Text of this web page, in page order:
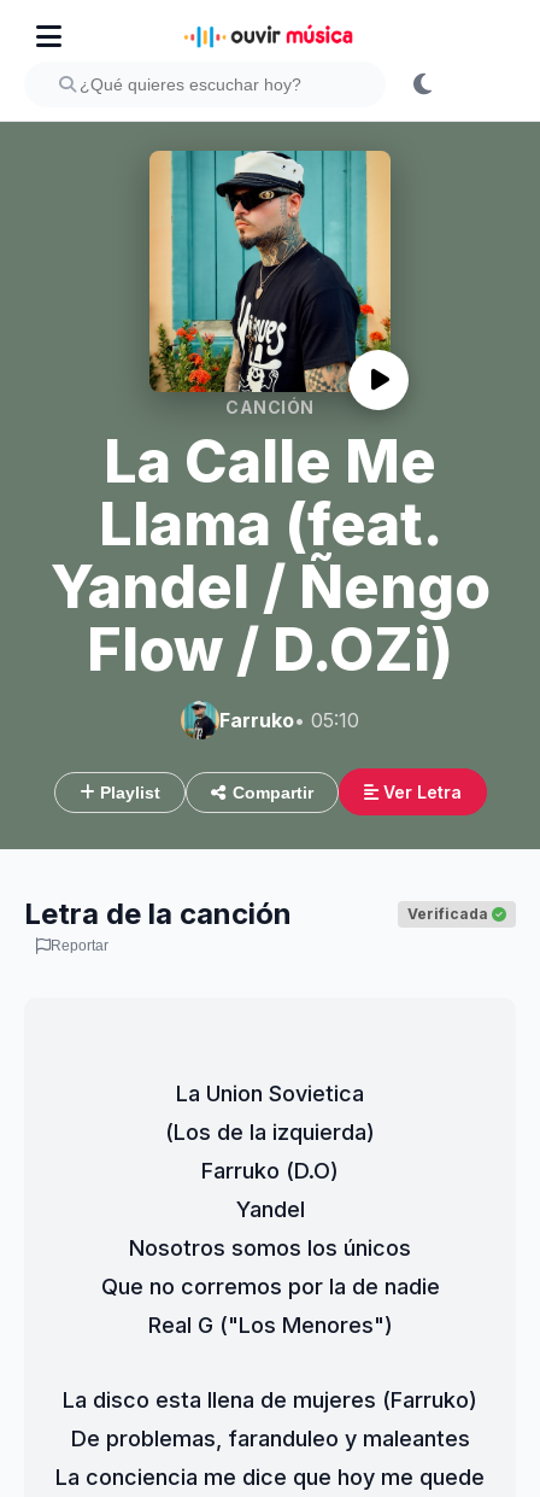
CANCIÓN
La Calle Me
Llama (feat.
Yandel / Ñengo
Flow / D.OZi)
Farruko• 05:10
Playlist Compartir Ver Letra
Letra de la canción Verificada
Reportar
La Union Sovietica
(Los de la izquierda)
Farruko (D.O)
Yandel
Nosotros somos los únicos
Que no corremos por la de nadie
Real G ("Los Menores")
La disco esta llena de mujeres (Farruko)
De problemas, faranduleo y maleantes
La conciencia me dice que hoy me quede